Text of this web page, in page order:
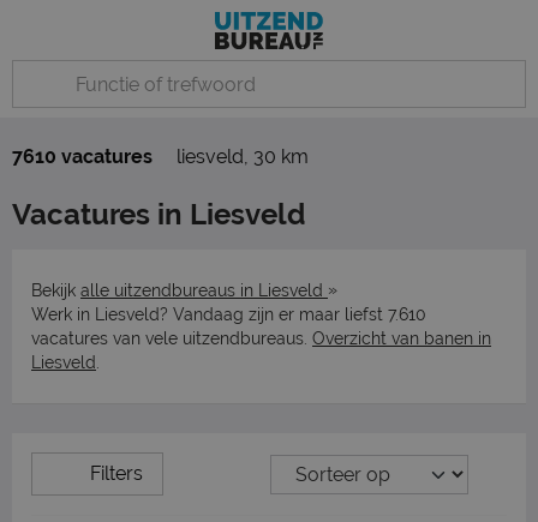
7610 vacatures liesveld, 30 km
Vacatures in Liesveld
Bekijk alle uitzendbureaus in Liesveld »
Werk in Liesveld? Vandaag zijn er maar liefst 7.610
vacatures van vele uitzendbureaus. Overzicht van banen in
Liesveld
Filters